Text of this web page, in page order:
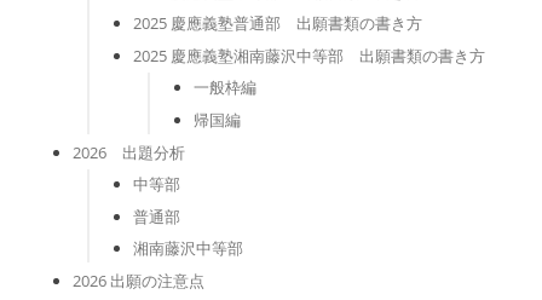
2025 慶應義塾普通部 出願書類の書き方
2025 慶應義塾湘南藤沢中等部 出願書類の書き方
一般枠編
帰国編
2026 出題分析
中等部
普通部
湘南藤沢中等部
2026 出願の注意点